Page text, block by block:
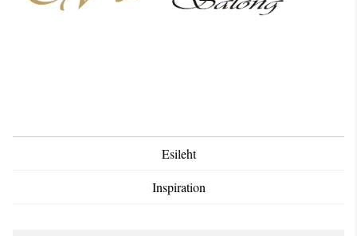
Esileht
Inspiration